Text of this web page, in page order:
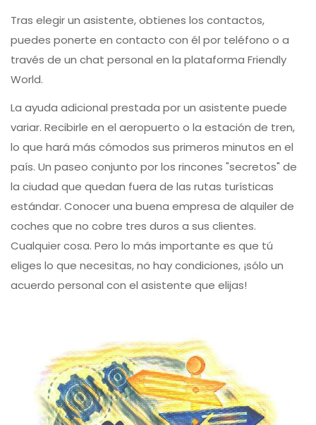
Tras elegir un asistente, obtienes los contactos,
puedes ponerte en contacto con él por teléfono o a
través de un chat personal en la plataforma Friendly
World.
La ayuda adicional prestada por un asistente puede
variar. Recibirle en el aeropuerto o la estación de tren,
lo que hará más cómodos sus primeros minutos en el
país. Un paseo conjunto por los rincones "secretos" de
la ciudad que quedan fuera de las rutas turísticas
estándar. Conocer una buena empresa de alquiler de
coches que no cobre tres duros a sus clientes.
Cualquier cosa. Pero lo más importante es que tú
eliges lo que necesitas, no hay condiciones, ¡sólo un
acuerdo personal con el asistente que elijas!